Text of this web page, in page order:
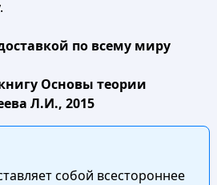
по всему миру
Основы теории
Л.И., 2015
собой всестороннее